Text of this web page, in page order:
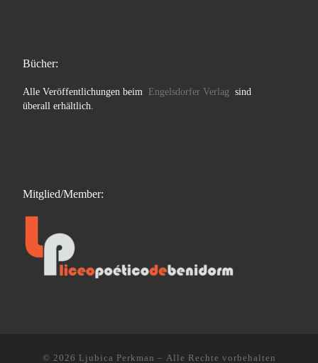
Bücher:
Alle Veröffentlichungen beim Engelsdorfer Verlag sind
überall erhältlich.
Mitglied/Member:
© 2026 Ljubica Perkman – Alle Rechte vorbehalten